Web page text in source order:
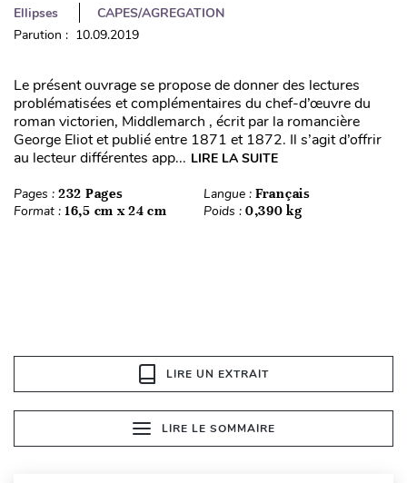
Ellipses
CAPES/AGREGATION
Parution : 10.09.2019
Le présent ouvrage se propose de donner des lectures
problématisées et complémentaires du chef-d’œuvre du
roman victorien, Middlemarch , écrit par la romancière
George Eliot et publié entre 1871 et 1872. Il s’agit d’offrir
au lecteur différentes app... LIRE LA SUITE
Pages : 232 Pages Langue : Français
Format : 16,5 cm x 24 cm Poids : 0,390 kg
LIRE UN EXTRAIT
LIRE LE SOMMAIRE